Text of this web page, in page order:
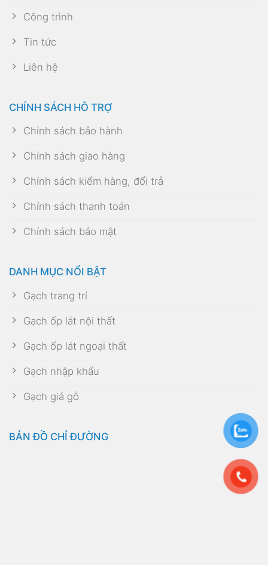
Công trình
Tin tức
Liên hệ
CHÍNH SÁCH HỖ TRỢ
Chính sách bảo hành
Chính sách giao hàng
Chính sách kiểm hàng, đổi trả
Chính sách thanh toán
Chính sách bảo mật
DANH MỤC NỔI BẬT
Gạch trang trí
Gạch ốp lát nội thất
Gạch ốp lát ngoại thất
Gạch nhập khẩu
Gạch giả gỗ
BẢN ĐỒ CHỈ ĐƯỜNG